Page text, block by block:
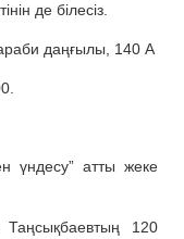
де білесіз.
даңғылы, 140 А
үндесу” атты жеке
120